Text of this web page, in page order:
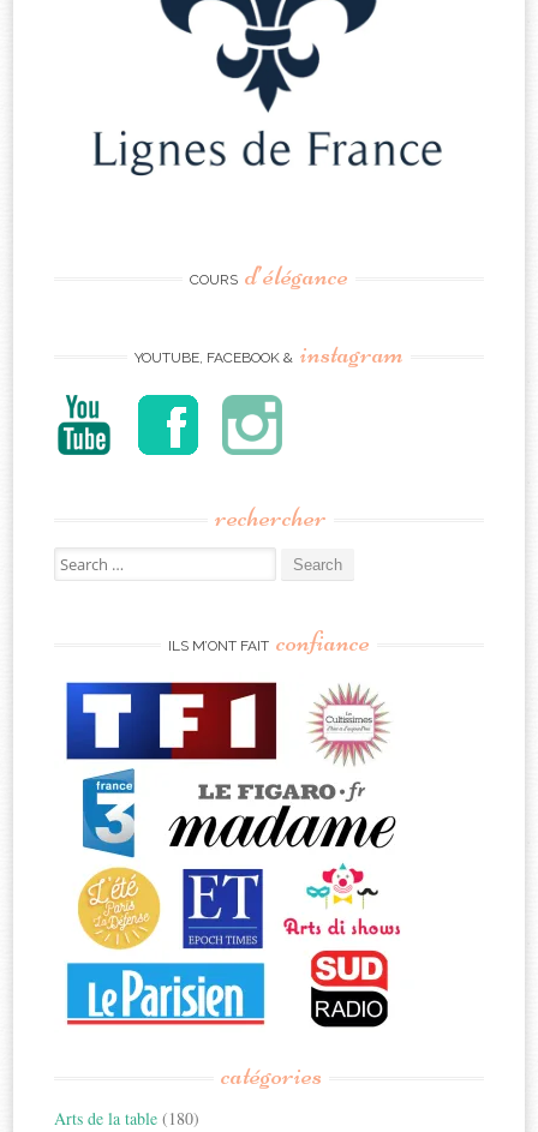
COURS d’élégance
YOUTUBE, FACEBOOK & instagram
rechercher
Search
for:
ILS M’ONT FAIT confiance
catégories
Arts de la table (180)